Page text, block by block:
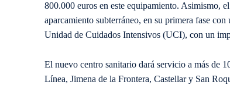
800.000 euros en este equipamiento. Asimismo,
aparcamiento subterráneo, en su primera fase
Unidad de Cuidados Intensivos (UCI), con un
El nuevo centro sanitario dará servicio a más de
Línea, Jimena de la Frontera, Castellar y San